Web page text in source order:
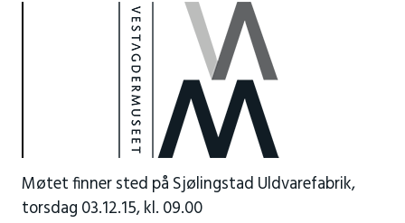
Møtet finner sted på Sjølingstad Uldvarefabrik,
torsdag 03.12.15, kl. 09.00